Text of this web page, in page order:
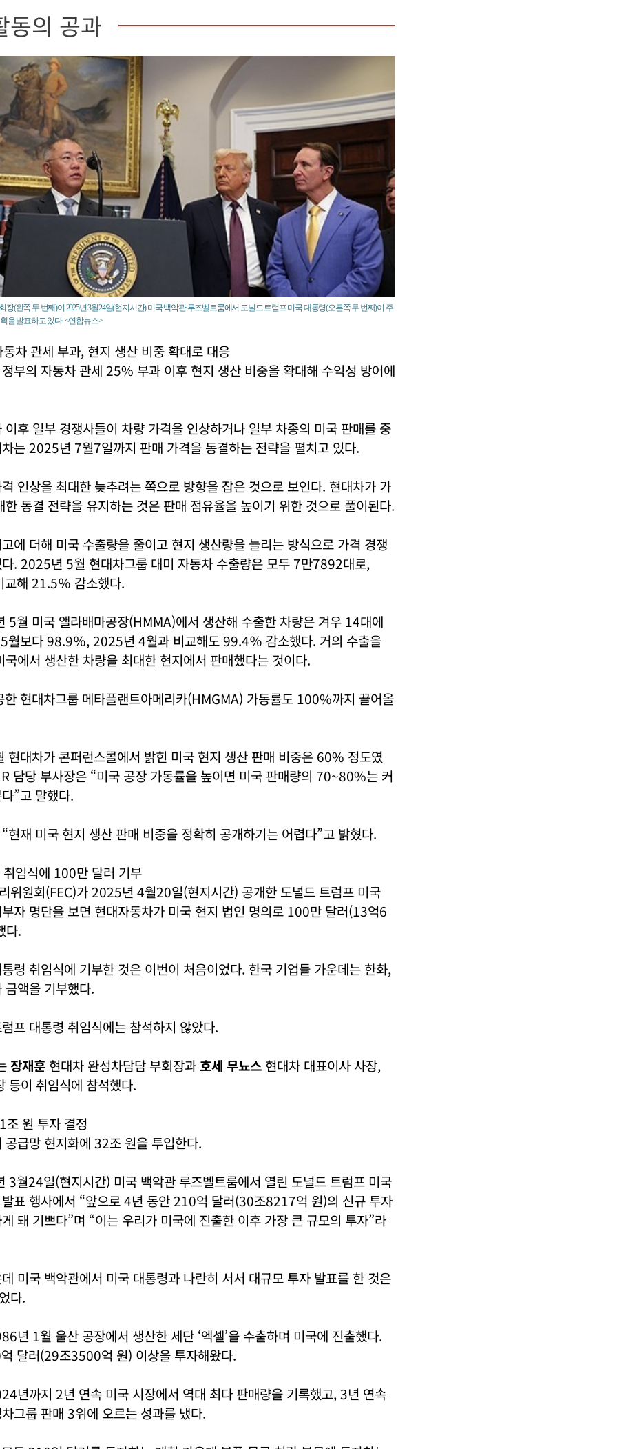
동의 공과
(왼쪽 두 번째)이 2025년 3월24일(현지시간) 미국 백악관 루즈벨트룸에서 도널드 트럼프 미국 대통령(오른쪽 두 번째)이 주
을 발표하고 있다. <연합뉴스>
차 관세 부과, 현지 생산 비중 확대로 대응
부의 자동차 관세 25% 부과 이후 현지 생산 비중을 확대해 수익성 방어에
이후 일부 경쟁사들이 차량 가격을 인상하거나 일부 차종의 미국 판매를 중
는 2025년 7월7일까지 판매 가격을 동결하는 전략을 펼치고 있다.
인상을 최대한 늦추려는 쪽으로 방향을 잡은 것으로 보인다. 현대차가 가
동결 전략을 유지하는 것은 판매 점유율을 높이기 위한 것으로 풀이된다.
에 더해 미국 수출량을 줄이고 현지 생산량을 늘리는 방식으로 가격 경쟁
. 2025년 5월 현대차그룹 대미 자동차 수출량은 모두 7만7892대로,
해 21.5％ 감소했다.
5월 미국 앨라배마공장(HMMA)에서 생산해 수출한 차량은 겨우 14대에
월보다 98.9％, 2025년 4월과 비교해도 99.4％ 감소했다. 거의 수출을
에서 생산한 차량을 최대한 현지에서 판매했다는 것이다.
현대차그룹 메타플랜트아메리카(HMGMA) 가동률도 100%까지 끌어올
대차가 콘퍼런스콜에서 밝힌 미국 현지 생산 판매 비중은 60% 정도였
담당 부사장은 “미국 공장 가동률을 높이면 미국 판매량의 70~80%는 커
”고 말했다.
현재 미국 현지 생산 판매 비중을 정확히 공개하기는 어렵다”고 밝혔다.
임식에 100만 달러 기부
위원회(FEC)가 2025년 4월20일(현지시간) 공개한 도널드 트럼프 미국
자 명단을 보면 현대자동차가 미국 현지 법인 명의로 100만 달러(13억6
다.
령 취임식에 기부한 것은 이번이 처음이었다. 한국 기업들 가운데는 한화,
액을 기부했다.
프 대통령 취임식에는 참석하지 않았다.
장재훈 현대차 완성차담담 부회장과호세 무뇨스 현대차 대표이사 사장,
등이 취임식에 참석했다.
원 투자 결정
공급망 현지화에 32조 원을 투입한다.
3월24일(현지시간) 미국 백악관 루즈벨트룸에서 열린 도널드 트럼프 미국
표 행사에서 “앞으로 4년 동안 210억 달러(30조8217억 원)의 신규 투자
돼 기쁘다”며 “이는 우리가 미국에 진출한 이후 가장 큰 규모의 투자”라
미국 백악관에서 미국 대통령과 나란히 서서 대규모 투자 발표를 한 것은
다.
년 1월 울산 공장에서 생산한 세단 ‘엑셀’을 수출하며 미국에 진출했다.
달러(29조3500억 원) 이상을 투자해왔다.
년까지 2년 연속 미국 시장에서 역대 최다 판매량을 기록했고, 3년 연속
그룹 판매 3위에 오르는 성과를 냈다.